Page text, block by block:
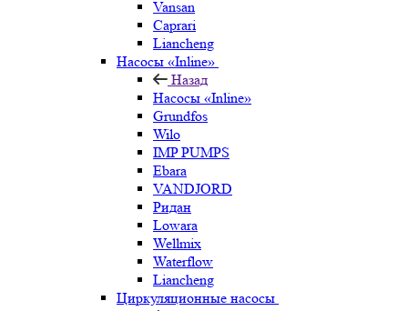
Vansan
Caprari
Liancheng
Насосы «Inline»
Назад
Насосы «Inline»
Grundfos
Wilo
IMP PUMPS
Ebara
VANDJORD
Ридан
Lowara
Wellmix
Waterflow
Liancheng
Циркуляционные насосы